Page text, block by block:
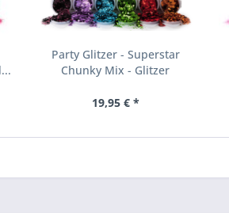
Party Glitzer - Superstar
Chunky Mix - Glitzer
19,95 € *